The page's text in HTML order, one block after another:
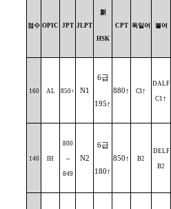
점수 OPIC JPT JLPT
新
HSK
CPT 독일어 불어
160 AL 850↑ N1
6급
195↑
880↑ C1↑
DALF
C1 ↑
140 IH
800
～
849
N2
6급
180↑
850↑ B2
DELF
B2